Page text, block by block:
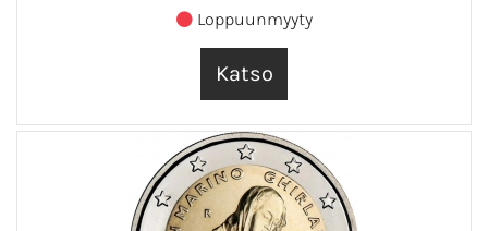
Loppuunmyyty